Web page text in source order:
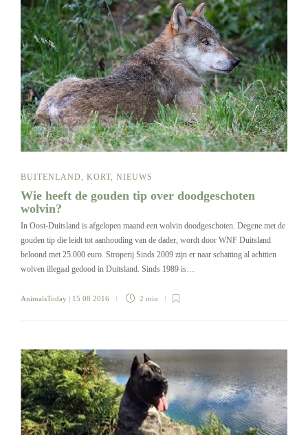
BUITENLAND, KORT, NIEUWS
Wie heeft de gouden tip over doodgeschoten
wolvin?
In Oost-Duitsland is afgelopen maand een wolvin doodgeschoten. Degene met de
gouden tip die leidt tot aanhouding van de dader, wordt door WNF Duitsland
beloond met 25.000 euro. Stroperij Sinds 2009 zijn er naar schatting al achttien
wolven illegaal gedood in Duitsland. Sinds 1989 is…
AnimalsToday | 15 08 2016 2 min